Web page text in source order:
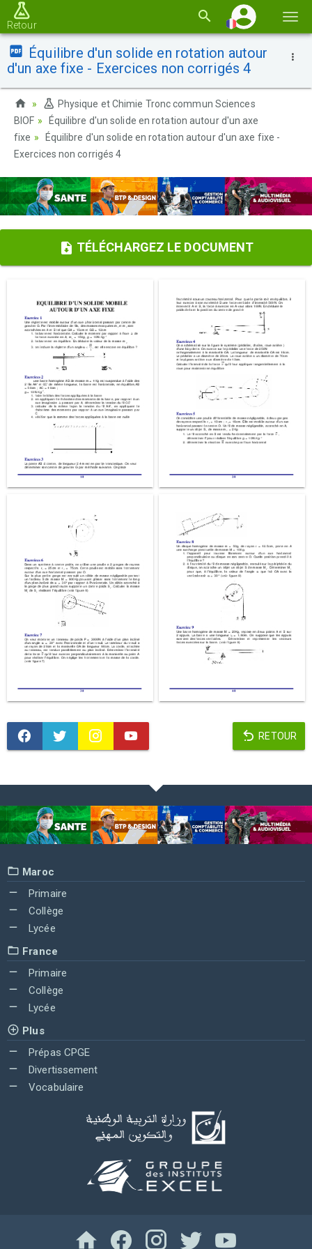
la
Retour
Équilibre d'un solide en rotation autour
d'un axe fixe - Exercices non corrigés 4
Physique et Chimie Tronc commun Sciences
BIOF
Équilibre d'un solide en rotation autour d'un axe
fixe
Équilibre d'un solide en rotation autour d'un axe fixe -
Exercices non corrigés 4
TÉLÉCHARGEZ LE DOCUMENT
RETOUR
Maroc
Primaire
Collège
Lycée
France
Primaire
Collège
Lycée
Plus
Prépas CPGE
Divertissement
Vocabulaire